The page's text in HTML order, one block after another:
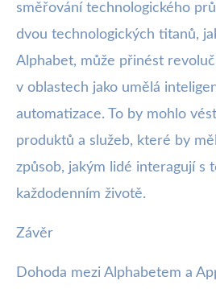
směřování technologického
dvou technologických titanů,
Alphabet, může přinést
v oblastech jako umělá
automatizace. To by mohlo
produktů a služeb, které by
způsob, jakým lidé interagují s
každodenním životě.
Závěr
Dohoda mezi Alphabetem a